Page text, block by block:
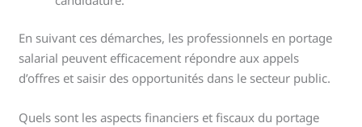
En suivant ces démarches, les professionnels en portage
salarial peuvent efficacement répondre aux appels
d’offres et saisir des opportunités dans le secteur public.
Quels sont les aspects financiers et fiscaux du portage